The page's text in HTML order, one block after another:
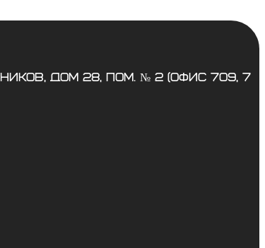
дом 28, пом. № 2 (офис 709, 7